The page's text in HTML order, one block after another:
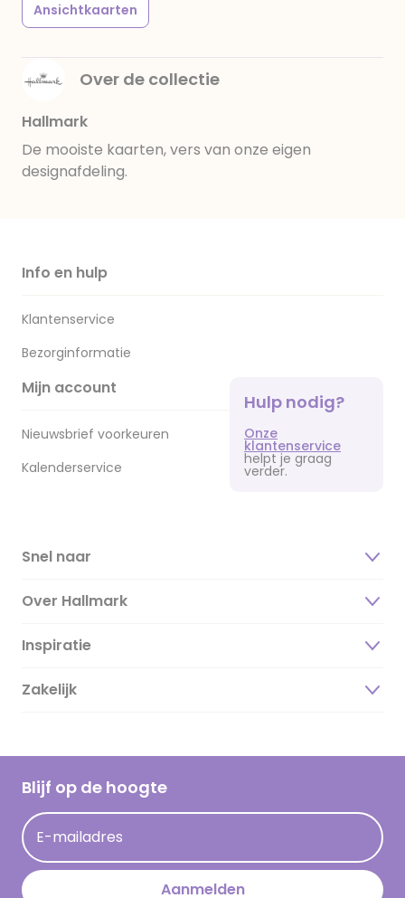
Ansichtkaarten
Over de collectie
Hallmark
De mooiste kaarten, vers van onze eigen
designafdeling.
Info en hulp
Klantenservice
Bezorginformatie
Mijn account
Nieuwsbrief voorkeuren
Kalenderservice
Hulp nodig?
Onze
klantenservice
helpt je graag
verder.
Snel naar
Over Hallmark
Over ons
Duurzaamheid
Hallmark Kaartclub
Acties
Persberichten
Hallmark en Kinderpostzegels
Inspiratie
Magazine
Cadeau inspiratie
Kaartinspiratie
Zakelijk
Blijf op de hoogte
E-mailadres
Aanmelden